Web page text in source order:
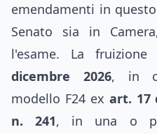
emendamenti in
Senato sia in
l'esame. La
dicembre 2026, in
modello F24 ex art. 17
n. 241, in una o